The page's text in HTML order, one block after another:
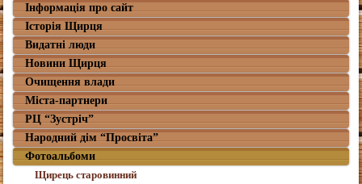
Інформація про сайт
Історія Щирця
Видатні люди
Новини Щирця
Очищення влади
Міста-партнери
РЦ “Зустріч”
Народний дім “Просвіта”
Фотоальбоми
Щирець старовинний